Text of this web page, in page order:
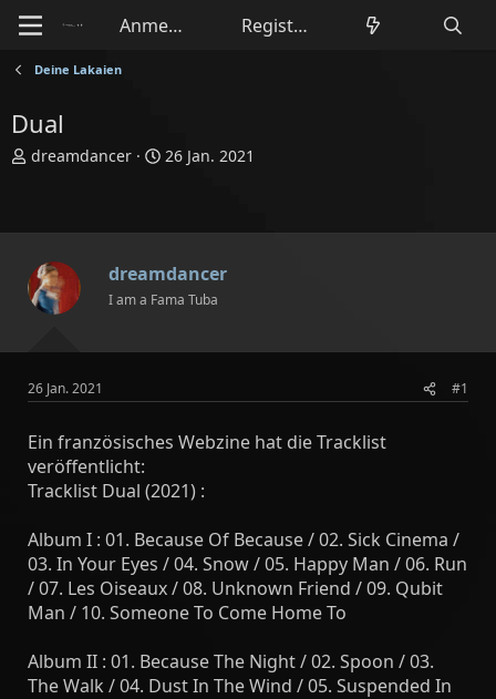
Anmelden Registrieren
Deine Lakaien
Dual
E
e
l
e
dreamdancer
E
e
l
t
26 Jan. 2021
dreamdancer
I am a Fama Tuba
26 Jan. 2021 #1
Ein französisches Webzine hat die Tracklist
veröffentlicht:
Tracklist Dual (2021) :
Album I : 01. Because Of Because / 02. Sick Cinema /
03. In Your Eyes / 04. Snow / 05. Happy Man / 06. Run
/ 07. Les Oiseaux / 08. Unknown Friend / 09. Qubit
Man / 10. Someone To Come Home To
Album II : 01. Because The Night / 02. Spoon / 03.
The Walk / 04. Dust In The Wind / 05. Suspended In